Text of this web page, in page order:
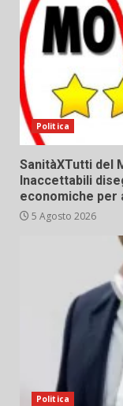
Politica
SanitàXTutti del
Inaccettabili
economiche per
5 Agosto 2026
Politica